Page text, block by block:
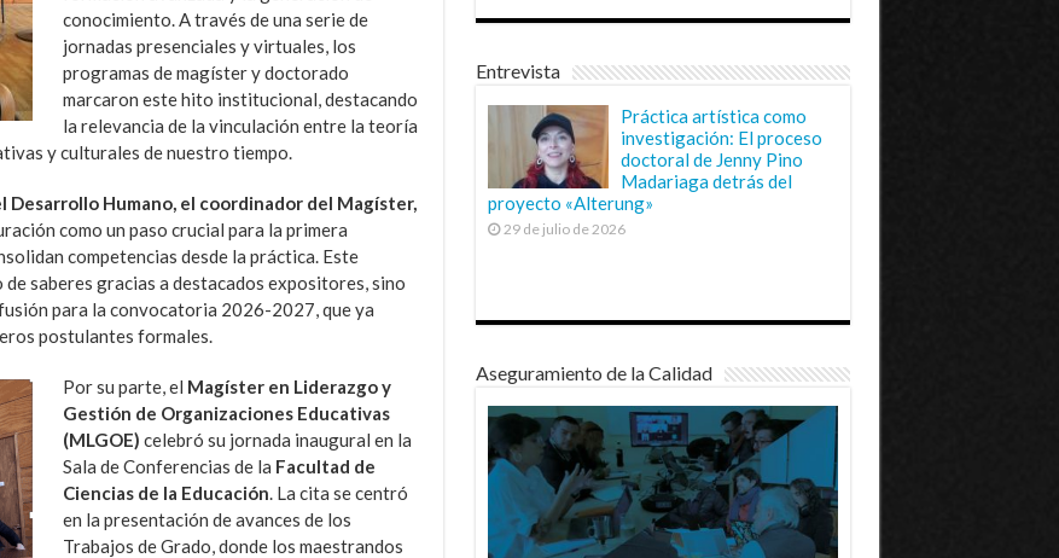
conocimiento. A través de una serie de
jornadas presenciales y virtuales, los
programas de magíster y doctorado
marcaron este hito institucional, destacando
la relevancia de la vinculación entre la teoría
y culturales de nuestro tiempo.
Desarrollo Humano, el coordinador del Magíster,
como un paso crucial para la primera
competencias desde la práctica. Este
saberes gracias a destacados expositores, sino
para la convocatoria 2026-2027, que ya
postulantes formales.
Por su parte, el Magíster en Liderazgo y
Gestión de Organizaciones Educativas
(MLGOE) celebró su jornada inaugural en la
Sala de Conferencias de la Facultad de
Ciencias de la Educación . La cita se centró
en la presentación de avances de los
Trabajos de Grado, donde los maestrandos
Entrevista
Práctica artística como
investigación: El proceso
doctoral de Jenny Pino
Madariaga detrás del
proyecto «Alterung»
29 de julio de 2026
Aseguramiento de la Calidad